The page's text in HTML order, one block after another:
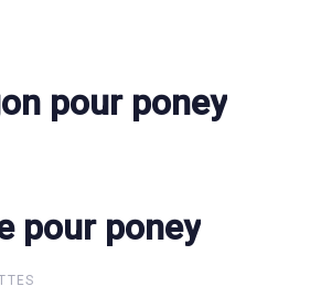
pour poney
pour poney
pour poney
pour poney